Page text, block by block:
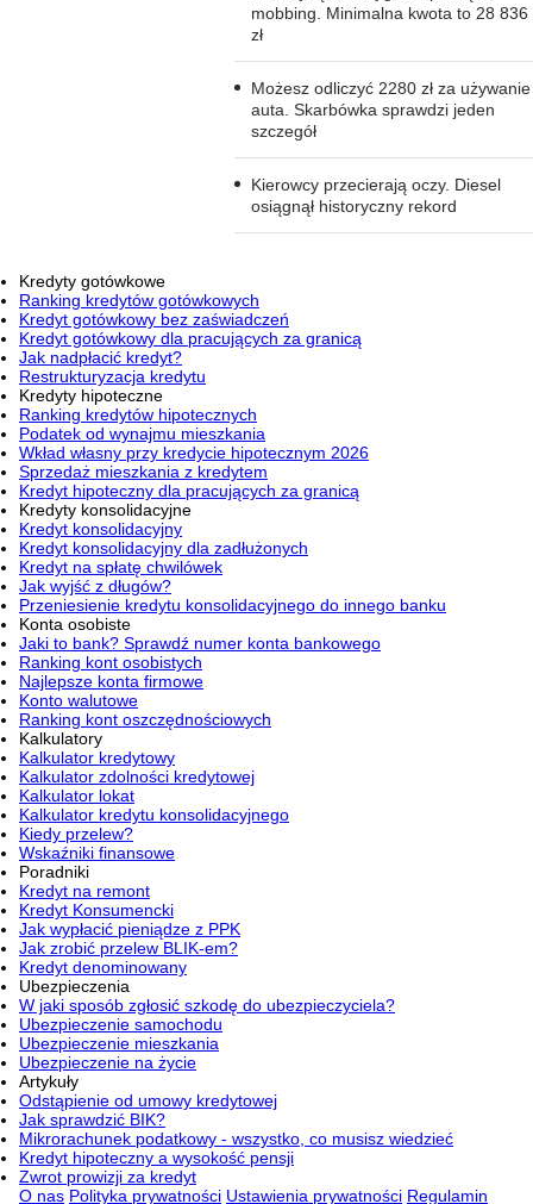
mobbing. Minimalna kwota to 28 836
zł
Możesz odliczyć 2280 zł za używanie
auta. Skarbówka sprawdzi jeden
szczegół
Kierowcy przecierają oczy. Diesel
osiągnął historyczny rekord
Kredyty gotówkowe
Ranking kredytów gotówkowych
Kredyt gotówkowy bez zaświadczeń
Kredyt gotówkowy dla pracujących za granicą
Jak nadpłacić kredyt?
Restrukturyzacja kredytu
Kredyty hipoteczne
Ranking kredytów hipotecznych
Podatek od wynajmu mieszkania
Wkład własny przy kredycie hipotecznym 2026
Sprzedaż mieszkania z kredytem
Kredyt hipoteczny dla pracujących za granicą
Kredyty konsolidacyjne
Kredyt konsolidacyjny
Kredyt konsolidacyjny dla zadłużonych
Kredyt na spłatę chwilówek
Jak wyjść z długów?
Przeniesienie kredytu konsolidacyjnego do innego banku
Konta osobiste
Jaki to bank? Sprawdź numer konta bankowego
Ranking kont osobistych
Najlepsze konta firmowe
Konto walutowe
Ranking kont oszczędnościowych
Kalkulatory
Kalkulator kredytowy
Kalkulator zdolności kredytowej
Kalkulator lokat
Kalkulator kredytu konsolidacyjnego
Kiedy przelew?
Wskaźniki finansowe
Poradniki
Kredyt na remont
Kredyt Konsumencki
Jak wypłacić pieniądze z PPK
Jak zrobić przelew BLIK-em?
Kredyt denominowany
Ubezpieczenia
W jaki sposób zgłosić szkodę do ubezpieczyciela?
Ubezpieczenie samochodu
Ubezpieczenie mieszkania
Ubezpieczenie na życie
Artykuły
Odstąpienie od umowy kredytowej
Jak sprawdzić BIK?
Mikrorachunek podatkowy - wszystko, co musisz wiedzieć
Kredyt hipoteczny a wysokość pensji
Zwrot prowizji za kredyt
O nas Polityka prywatności Ustawienia prywatności Regulamin